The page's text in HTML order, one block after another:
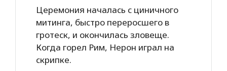
Церемония началась с циничного
митинга, быстро переросшего в
гротеск, и окончилась зловеще.
Когда горел Рим, Нерон играл на
скрипке.